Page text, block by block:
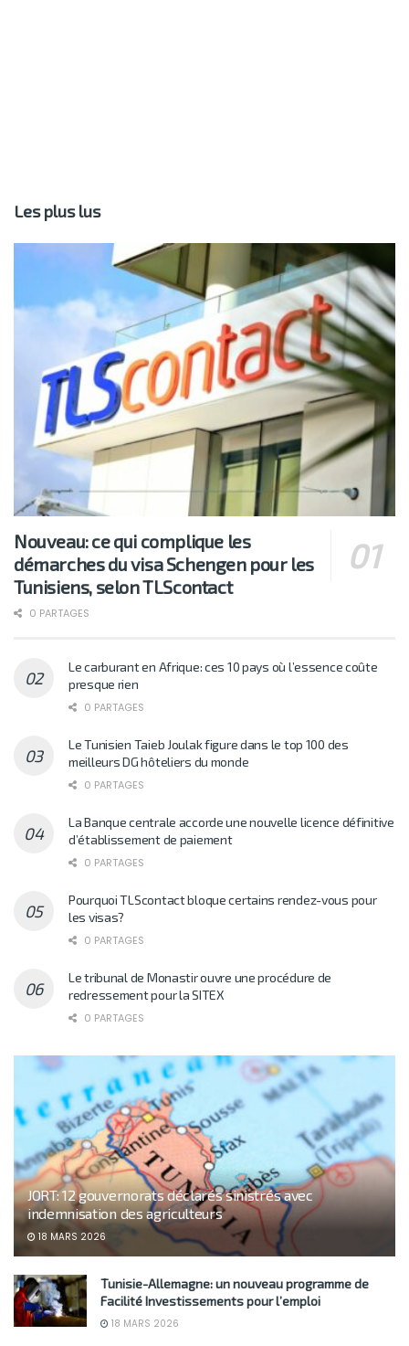
Les plus lus
Nouveau: ce qui complique les
démarches du visa Schengen pour les
Tunisiens, selon TLScontact
0 PARTAGES
Le carburant en Afrique: ces 10 pays où l’essence coûte
presque rien
0 PARTAGES
Le Tunisien Taieb Joulak figure dans le top 100 des
meilleurs DG hôteliers du monde
0 PARTAGES
La Banque centrale accorde une nouvelle licence définitive
d’établissement de paiement
0 PARTAGES
Pourquoi TLScontact bloque certains rendez-vous pour
les visas?
0 PARTAGES
Le tribunal de Monastir ouvre une procédure de
redressement pour la SITEX
0 PARTAGES
JORT: 12 gouvernorats déclarés sinistrés avec
indemnisation des agriculteurs
18 MARS 2026
Tunisie-Allemagne: un nouveau programme de
Facilité Investissements pour l’emploi
18 MARS 2026